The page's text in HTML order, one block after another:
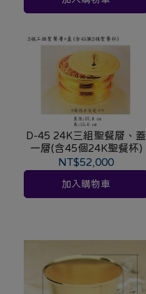
D-45 24K三組聖餐層、蓋
一層(含45個24K聖餐杯)
NT$52,000
加入購物車